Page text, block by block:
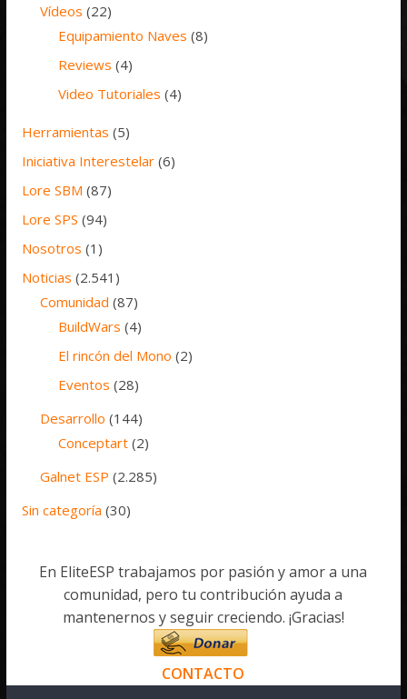
Vídeos (22)
Equipamiento Naves (8)
Reviews (4)
Video Tutoriales (4)
Herramientas (5)
Iniciativa Interestelar (6)
Lore SBM (87)
Lore SPS (94)
Nosotros (1)
Noticias (2.541)
Comunidad (87)
BuildWars (4)
El rincón del Mono (2)
Eventos (28)
Desarrollo (144)
Conceptart (2)
Galnet ESP (2.285)
Sin categoría (30)
En EliteESP trabajamos por pasión y amor a una
comunidad, pero tu contribución ayuda a
mantenernos y seguir creciendo. ¡Gracias!
CONTACTO